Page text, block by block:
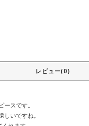
レビュー(0)
ースです。
しいですね。